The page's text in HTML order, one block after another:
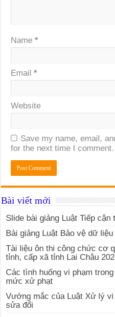
Name*
Email*
Website
Save my name, email,
for the next time I comment.
Bài viết mới
Slide bài giảng Luật Tiếp cận
Bài giảng Luật Bảo vệ dữ
Tài liệu ôn thi công chức cơ
tỉnh, cấp xã tỉnh Lai Châu
Các tình huống vi phạm
mức xử phạt
Vướng mắc của Luật Xử lý
sửa đổi